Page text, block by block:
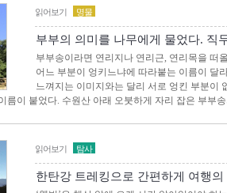
읽어보기 명물
부부의 의미를 나무에게 물었다. 직
부부송이라면 연리지나 연리근, 연리목을 떠
어느 부분이 엉키느냐에 따라붙는 이름이 달
느껴지는 이미지와는 달리 서로 엉킨 부분이
름이 붙었다. 수원산 아래 오붓하게 자리 잡은 부부
읽어보기 탐사
한탄강 트레킹으로 간편하게 여행